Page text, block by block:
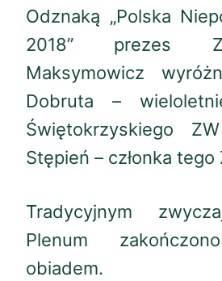
Odznaką „Polska
2018” prezes
Maksymowicz
Dobruta –
Świętokrzyskiego
Stępień – członka tego
Tradycyjnym
Plenum
obiadem.